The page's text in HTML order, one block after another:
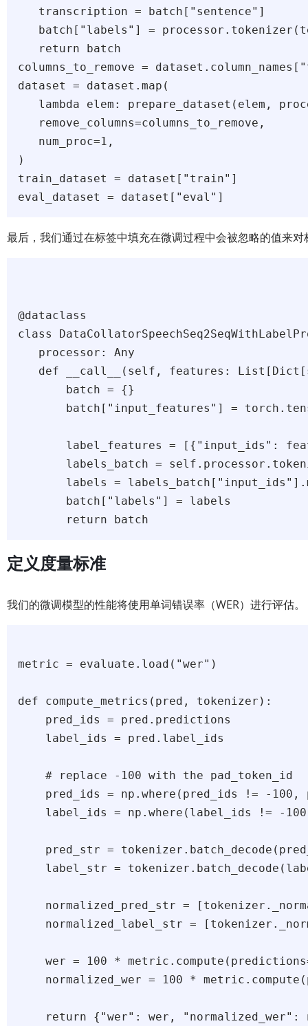
   transcription = batch["sentence"]
batch["labels"] =
   return batch
columns_to_remove =
dataset = dataset.map(
lambda elem: prepare_dataset(elem,
   remove_columns=columns_to_remove,
   num_proc=1,
)
train_dataset = dataset["train"]
最后，我们通过在标签中填充在微调过程中会被忽略的值来
@dataclass
class
   processor: Any
def __call__(self, features:
       batch = {}
batch["input_features"] =
label_features = [{"input_ids":
labels_batch =
labels =
       batch["labels"] = labels
定义度量标准
我们的微调模型的性能将使用单词错误率（WER）进行评估。
metric = evaluate.load("wer")
def compute_metrics(pred, tokenizer):
    pred_ids = pred.predictions
    label_ids = pred.label_ids
    # replace -100 with the pad_token_id
pred_ids = np.where(pred_ids != -100,
label_ids = np.where(label_ids != -
pred_str =
label_str =
normalized_pred_str =
normalized_label_str =
wer = 100 *
normalized_wer = 100 *
return {"wer": wer, "normalized_wer":